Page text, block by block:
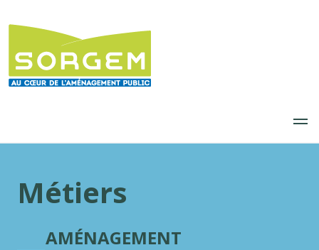
au
principal
Métiers
AMÉNAGEMENT